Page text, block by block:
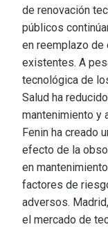
de renovación
públicos
en reemplazo de
existentes. A
tecnológica de
Salud ha
mantenimiento y
Fenin ha creado
efecto de la
en
factores de
adversos.
el mercado de